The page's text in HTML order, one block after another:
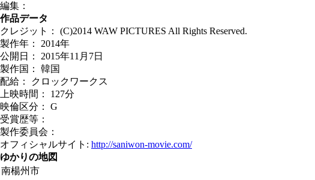
編集：
作品データ
クレジット： (C)2014 WAW PICTURES All Rights Reserved.
製作年： 2014年
公開日： 2015年11月7日
製作国： 韓国
配給： クロックワークス
上映時間： 127分
映倫区分： G
受賞歴等：
製作委員会：
オフィシャルサイト: http://saniwon-movie.com/
ゆかりの地図
南楊州市